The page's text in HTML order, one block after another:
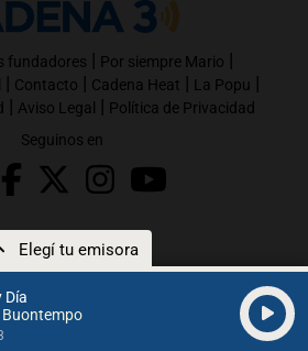
Día
Elegí tu emisora
fundadores | Por siempre Mario |
| Contacto | Cadena Heat | La Popu |
| Aviso Legal | Política de Privacidad
Seguinos en